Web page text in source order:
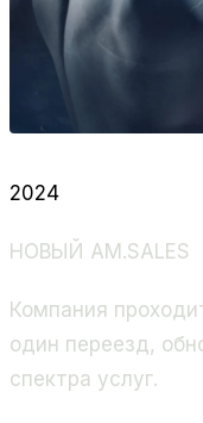
2024
НОВЫЙ AM.SALES
Компания
один переезд,
спектра услуг.